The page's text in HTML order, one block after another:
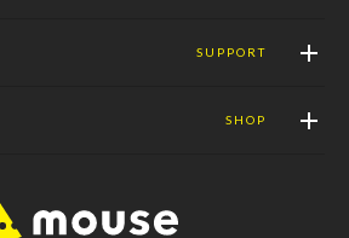
SUPPORT
SHOP